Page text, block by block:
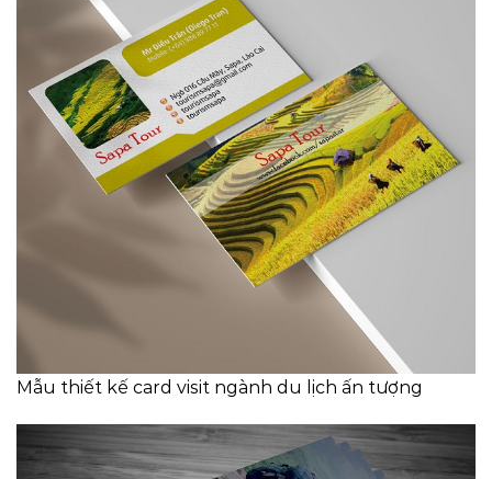
Mẫu thiết kế card visit ngành du lịch ấn tượng